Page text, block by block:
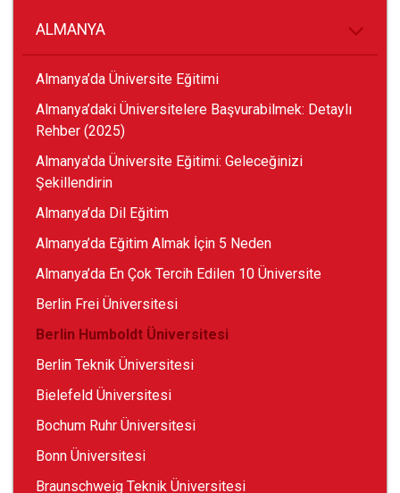
ALMANYA
Almanya’da Üniversite Eğitimi
Almanya’daki Üniversitelere Başvurabilmek: Detaylı
Rehber (2025)
Almanya'da Üniversite Eğitimi: Geleceğinizi
Şekillendirin
Almanya’da Dil Eğitim
Almanya’da Eğitim Almak İçin 5 Neden
Almanya’da En Çok Tercih Edilen 10 Üniversite
Berlin Frei Üniversitesi
Berlin Humboldt Üniversitesi
Berlin Teknik Üniversitesi
Bielefeld Üniversitesi
Bochum Ruhr Üniversitesi
Bonn Üniversitesi
Braunschweig Teknik Üniversitesi